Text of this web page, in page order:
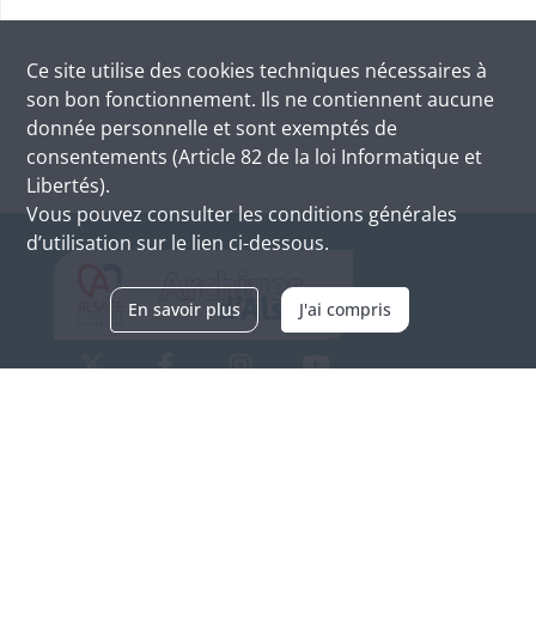
Ce site utilise des cookies techniques nécessaires à
son bon fonctionnement. Ils ne contiennent aucune
donnée personnelle et sont exemptés de
consentements (Article 82 de la loi Informatique et
Libertés).
Vous pouvez consulter les conditions générales
d’utilisation sur le lien ci-dessous.
En savoir plus J'ai compris